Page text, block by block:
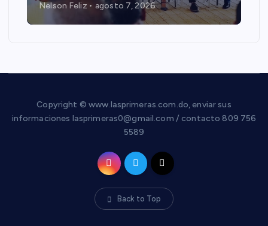
Nelson Feliz agosto 7, 2026
Copyright © www.lasprimeras.com.do, enviar sus
informaciones lasprimeras0@gmail.com / contacto 809 756
5589
Back to Top